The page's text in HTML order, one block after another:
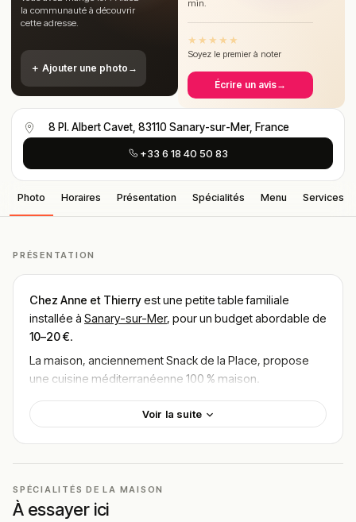
la communauté à découvrir
cette adresse.
＋ Ajouter une photo →
min.
★ ★ ★ ★ ★
Soyez le premier à noter
Écrire un avis→
8 Pl. Albert Cavet, 83110 Sanary-sur-Mer, France
+33 6 18 40 50 83
Photo Horaires Présentation Spécialités Menu Services
PRÉSENTATION
Chez Anne et Thierryest une petite table familiale
installée à Sanary-sur-Mer, pour un budget abordable de
10–20 €.
La maison, anciennement Snack de la Place, propose
une cuisine méditerranéenne 100 % maison.
Plats du jour, pâtes maison et salades composées
composent une offre simple et savoureuse.
Le tout se déguste en terrasse ou à emporter.
Localisation
Le restaurant se situe au cœur de
Voir la suite
SPÉCIALITÉS DE LA MAISON
À essayer ici